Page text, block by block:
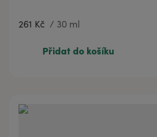
261 Kč / 30 ml
261 Kč
30 ml
Přidat do košíku